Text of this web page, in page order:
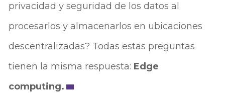
privacidad y seguridad de los datos al
procesarlos y almacenarlos en ubicaciones
descentralizadas? Todas estas preguntas
tienen la misma respuesta: Edge
computing.